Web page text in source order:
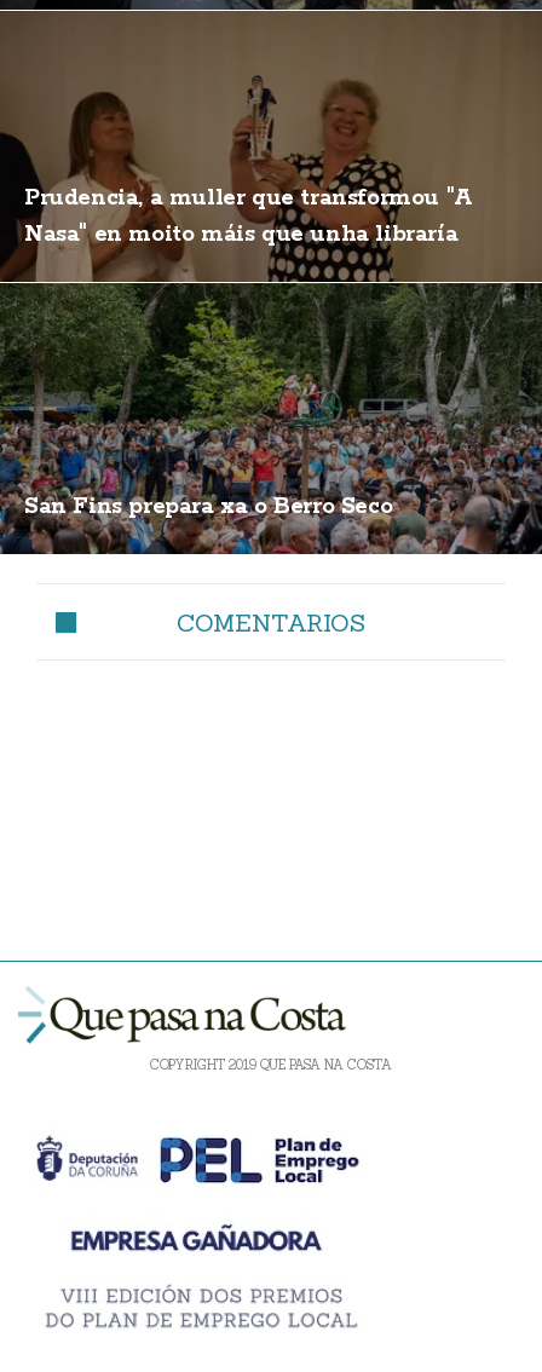
Prudencia, a muller que transformou "A
Nasa" en moito máis que unha libraría
San Fins prepara xa o Berro Seco
COMENTARIOS
COPYRIGHT 2019 QUE PASA NA COSTA